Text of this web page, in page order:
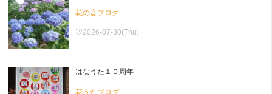
花の音ブログ
2026-07-30(Thu)
はなうた１０周年
花うたブログ